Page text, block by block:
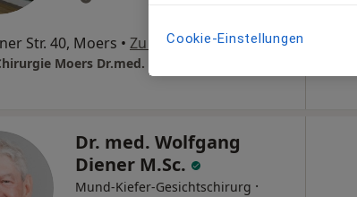
Str. 40, Moers • Zu Google Maps
Dr. med. Wolfgang
Diener M.Sc.
Mund-Kiefer-Gesichtschirurg ·
Cookie-Einstellungen